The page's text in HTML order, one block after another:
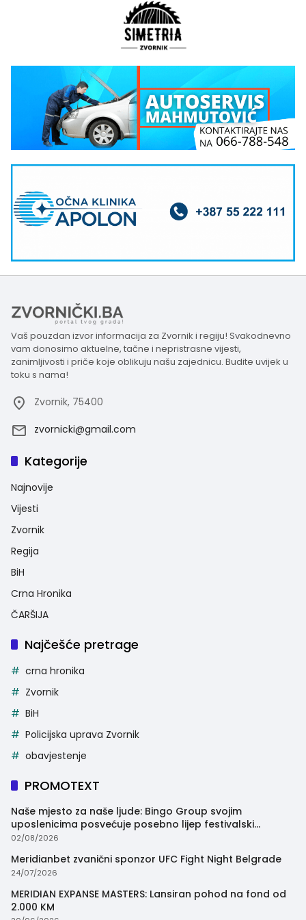
Vaš pouzdan izvor informacija za Zvornik i regiju! Svakodnevno
vam donosimo aktuelne, tačne i nepristrasne vijesti,
zanimljivosti i priče koje oblikuju našu zajednicu. Budite uvijek u
toku s nama!
Zvornik, 75400
zvornicki@gmail.com
Kategorije
Najnovije
Vijesti
Zvornik
Regija
BiH
Crna Hronika
ČARŠIJA
Najčešće pretrage
crna hronika
Zvornik
BiH
Policijska uprava Zvornik
obavjestenje
PROMOTEXT
Naše mjesto za naše ljude: Bingo Group svojim
uposlenicima posvećuje posebno lijep festivalski
trenutak
02/08/2026
Meridianbet zvanični sponzor UFC Fight Night Belgrade
24/07/2026
MERIDIAN EXPANSE MASTERS: Lansiran pohod na fond od
2.000 KM